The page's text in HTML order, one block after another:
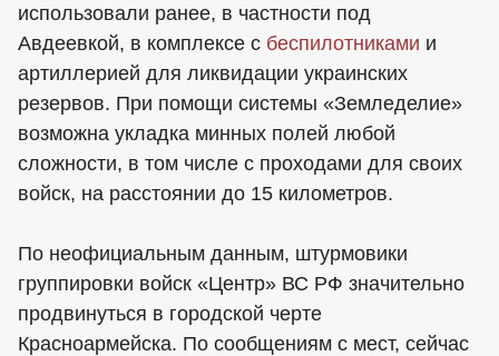
использовали ранее, в частности под
Авдеевкой, в комплексе с беспилотниками и
артиллерией для ликвидации украинских
резервов. При помощи системы «Земледелие»
возможна укладка минных полей любой
сложности, в том числе с проходами для своих
войск, на расстоянии до 15 километров.
По неофициальным данным, штурмовики
группировки войск «Центр» ВС РФ значительно
продвинуться в городской черте
Красноармейска. По сообщениям с мест, сейчас